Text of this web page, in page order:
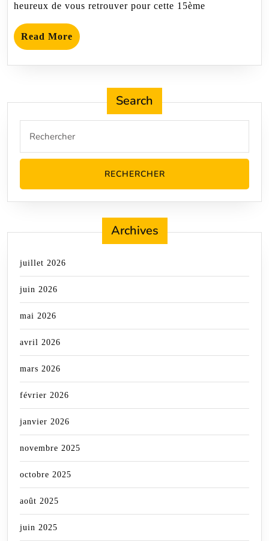
heureux de vous retrouver pour cette 15ème
Read More Read
More
Search
for:
Archives
juillet 2026
juin 2026
mai 2026
avril 2026
mars 2026
février 2026
janvier 2026
novembre 2025
octobre 2025
août 2025
juin 2025